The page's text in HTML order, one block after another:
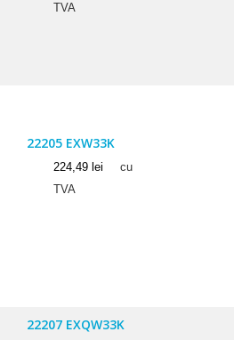
TVA
22205 EXW33K
224,49 lei
cu
TVA
22207 EXQW33K